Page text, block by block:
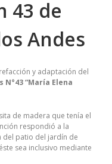
43 de
Andes
y adaptación del
“María Elena
de madera que tenía el
respondió a la
del patio del jardín de
sea inclusivo mediante